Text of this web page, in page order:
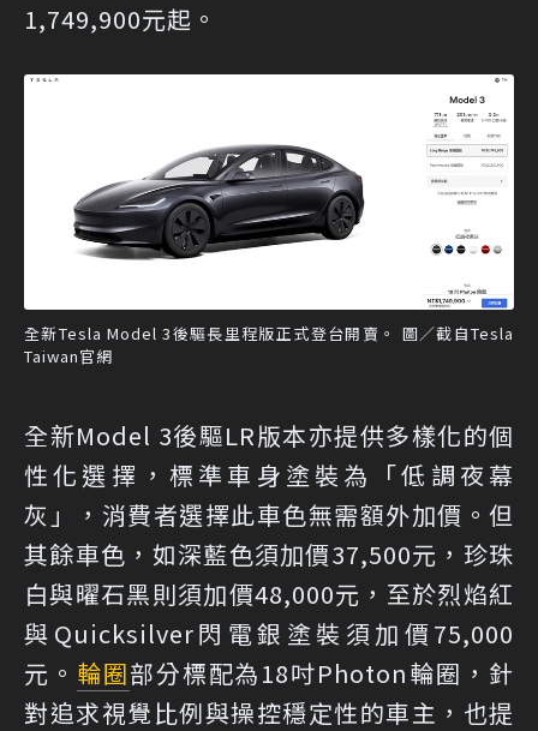
1,749,900元起。
全新Tesla Model 3後驅長里程版正式登台開賣。 圖／截自Tesla
Taiwan官網
全新Model 3後驅LR版本亦提供多樣化的個
性化選擇，標準車身塗裝為「低調夜幕
灰」，消費者選擇此車色無需額外加價。但
其餘車色，如深藍色須加價37,500元，珍珠
白與曜石黑則須加價48,000元，至於烈焰紅
與Quicksilver閃電銀塗裝須加價75,000
元。 輪圈部分標配為18吋Photon輪圈，針
對追求視覺比例與操控穩定性的車主，也提